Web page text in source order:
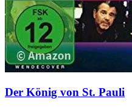
Der König von St. Pauli